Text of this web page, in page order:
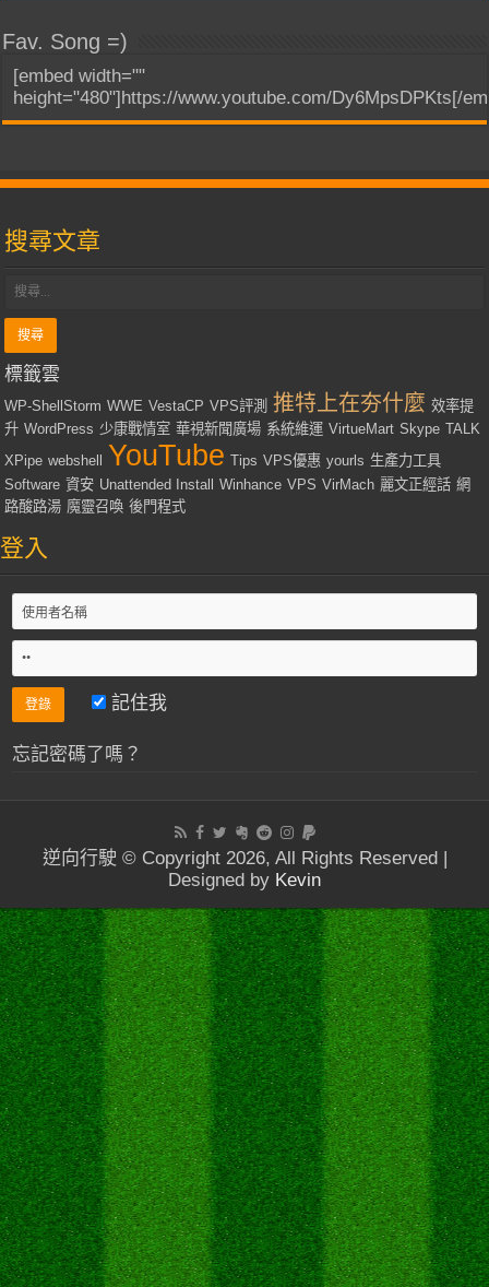
Fav. Song =)
[embed width=""
height="480"]https://www.youtube.com/Dy6MpsDPKts[/
搜尋文章
標籤雲
WP-ShellStorm WWE VestaCP VPS評測 推特上在夯什麼 效率提
升 WordPress 少康戰情室 華視新聞廣場 系統維運 VirtueMart Skype TALK
XPipe webshell YouTube Tips VPS優惠 yourls 生產力工具
Software 資安 Unattended Install Winhance VPS VirMach 麗文正經話 網
路酸路湯 魔靈召喚 後門程式
登入
記住我
忘記密碼了嗎？
逆向行駛 © Copyright 2026, All Rights Reserved |
Designed by Kevin